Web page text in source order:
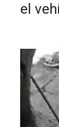
el